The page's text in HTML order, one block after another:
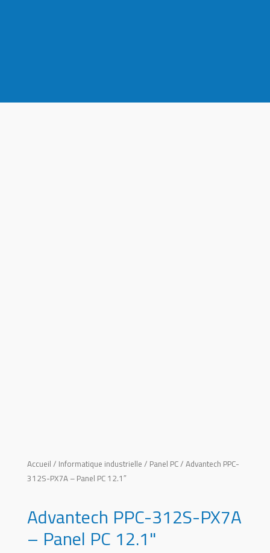
Accueil / Informatique industrielle / Panel PC/ Advantech PPC-
312S-PX7A – Panel PC 12.1″
Advantech PPC-312S-PX7A
– Panel PC 12.1"